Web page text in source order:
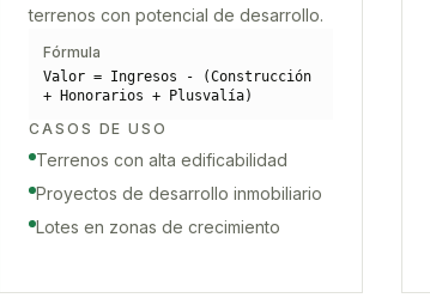
terrenos con potencial de desarrollo.
Fórmula
Valor = Ingresos - (Construcción
+ Honorarios + Plusvalía)
CASOS DE USO
Terrenos con alta edificabilidad
Proyectos de desarrollo inmobiliario
Lotes en zonas de crecimiento